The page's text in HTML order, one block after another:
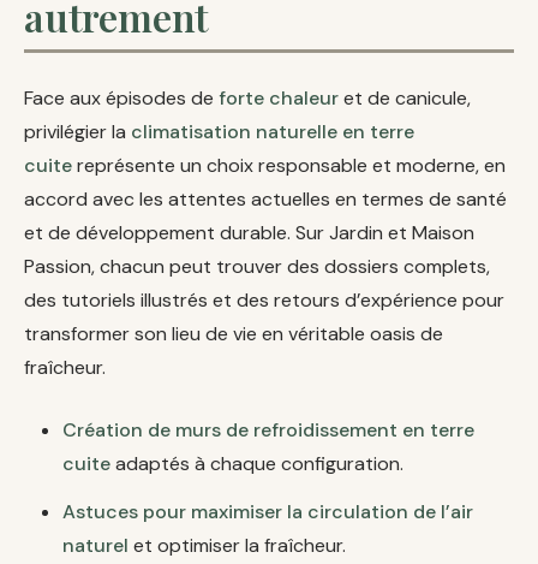
autrement
Face aux épisodes de forte chaleuret de canicule,
privilégier la climatisation naturelle en terre
cuitereprésente un choix responsable et moderne, en
accord avec les attentes actuelles en termes de santé
et de développement durable. Sur Jardin et Maison
Passion, chacun peut trouver des dossiers complets,
des tutoriels illustrés et des retours d’expérience pour
transformer son lieu de vie en véritable oasis de
fraîcheur.
Création de murs de refroidissement en terre
cuiteadaptés à chaque configuration.
Astuces pour maximiser la circulation de l’air
naturel et optimiser la fraîcheur.